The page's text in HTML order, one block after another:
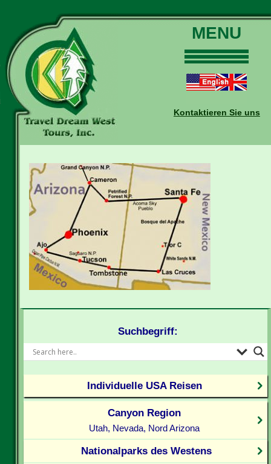
MENU
Touren
Daten und Preise
Buchungen
Auskünfte
Reise-Blog
Kontaktieren Sie uns
Suchbegriff:
Individuelle USA Reisen
Canyon Region
Utah, Nevada, Nord Arizona
Nationalparks des Westens